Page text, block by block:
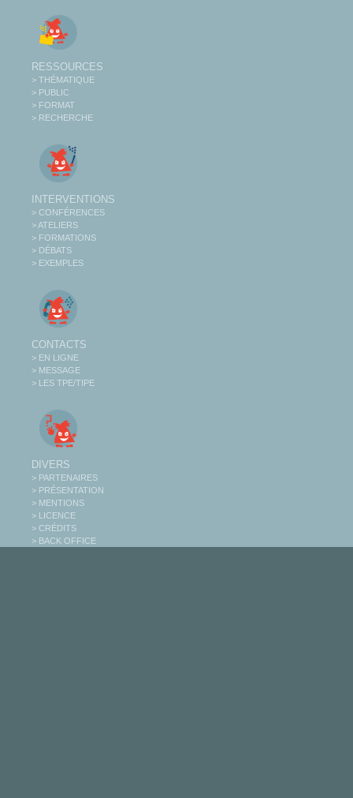
RESSOURCES
> THÉMATIQUE
> PUBLIC
> FORMAT
> RECHERCHE
INTERVENTIONS
> CONFÉRENCES
> ATELIERS
> FORMATIONS
> DÉBATS
> EXEMPLES
CONTACTS
> EN LIGNE
> MESSAGE
> LES TPE/TIPE
DIVERS
> PARTENAIRES
> PRÉSENTATION
> MENTIONS
> LICENCE
> CRÉDITS
> BACK OFFICE